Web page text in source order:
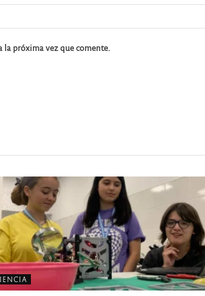
la próxima vez que comente.